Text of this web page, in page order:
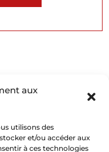
aux
utilisons des
et/ou accéder aux
à ces technologies